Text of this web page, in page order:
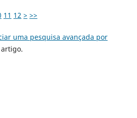
11 12 > >>
uma pesquisa avançada por